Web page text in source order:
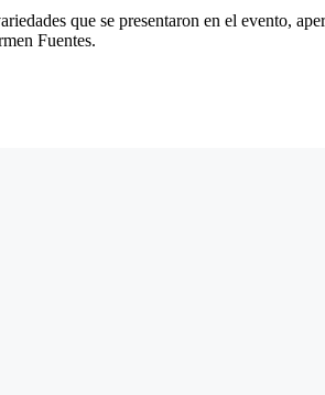
que se presentaron en el evento,
Fuentes.